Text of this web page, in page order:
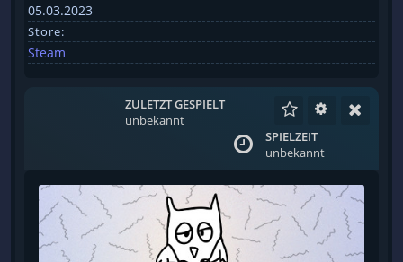
05.03.2023
Store:
Steam
ZULETZT GESPIELT
unbekannt
SPIELZEIT
unbekannt